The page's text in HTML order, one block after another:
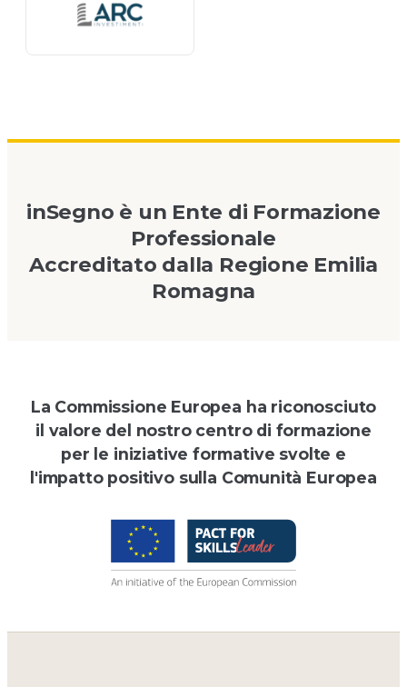
inSegno è un Ente di Formazione
Professionale
Accreditato dalla Regione Emilia
Romagna
La Commissione Europea ha riconosciuto
il valore del nostro centro di formazione
per le iniziative formative svolte e
l'impatto positivo sulla Comunità Europea